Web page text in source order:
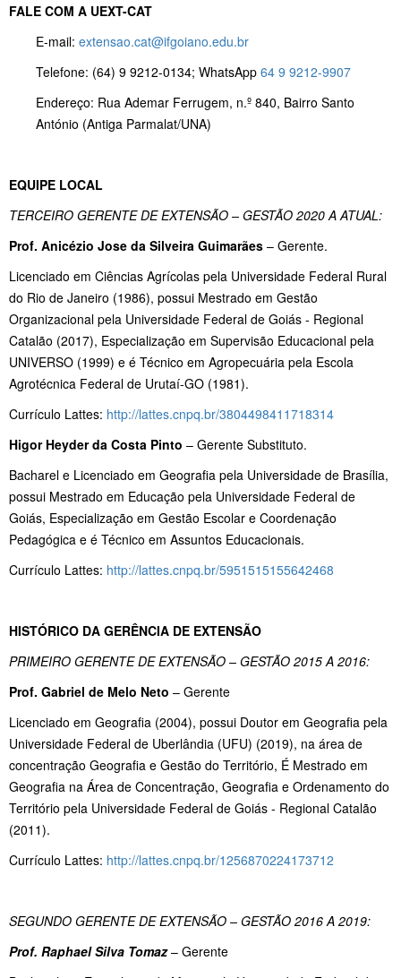
FALE COM A UEXT-CAT
E-mail: extensao.cat@ifgoiano.edu.br
Telefone: (64) 9 9212-0134; WhatsApp 64 9 9212-9907
Endereço: Rua Ademar Ferrugem, n.º 840, Bairro Santo
António (Antiga Parmalat/UNA)
EQUIPE LOCAL
TERCEIRO GERENTE DE EXTENSÃO – GESTÃO 2020 A ATUAL:
Prof. Anicézio Jose da Silveira Guimarães – Gerente.
Licenciado em Ciências Agrícolas pela Universidade Federal Rural
do Rio de Janeiro (1986), possui Mestrado em Gestão
Organizacional pela Universidade Federal de Goiás - Regional
Catalão (2017), Especialização em Supervisão Educacional pela
UNIVERSO (1999) e é Técnico em Agropecuária pela Escola
Agrotécnica Federal de Urutaí-GO (1981).
Currículo Lattes: http://lattes.cnpq.br/3804498411718314
Higor Heyder da Costa Pinto – Gerente Substituto.
Bacharel e Licenciado em Geografia pela Universidade de Brasília,
possui Mestrado em Educação pela Universidade Federal de
Goiás, Especialização em Gestão Escolar e Coordenação
Pedagógica e é Técnico em Assuntos Educacionais.
Currículo Lattes: http://lattes.cnpq.br/5951515155642468
HISTÓRICO DA GERÊNCIA DE EXTENSÃO
PRIMEIRO GERENTE DE EXTENSÃO – GESTÃO 2015 A 2016:
Prof. Gabriel de Melo Neto – Gerente
Licenciado em Geografia (2004), possui Doutor em Geografia pela
Universidade Federal de Uberlândia (UFU) (2019), na área de
concentração Geografia e Gestão do Território, É Mestrado em
Geografia na Área de Concentração, Geografia e Ordenamento do
Território pela Universidade Federal de Goiás - Regional Catalão
(2011).
Currículo Lattes: http://lattes.cnpq.br/1256870224173712
SEGUNDO GERENTE DE EXTENSÃO – GESTÃO 2016 A 2019:
Prof. Raphael Silva Tomaz– Gerente